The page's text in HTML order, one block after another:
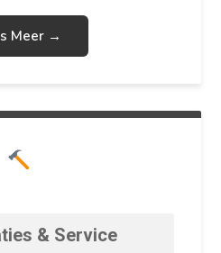
Meer →
& Service